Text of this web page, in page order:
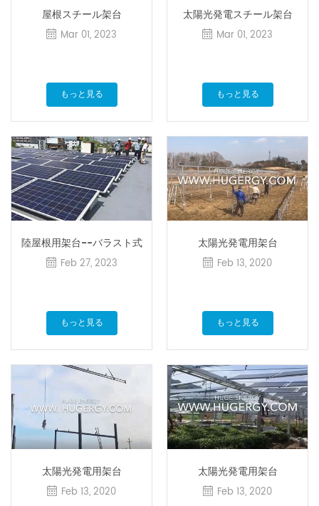
屋根スチール架台
Mar 01, 2023
もっと見る
太陽光発電スチール架台
Mar 01, 2023
もっと見る
陸屋根用架台--バラスト式
Feb 27, 2023
もっと見る
太陽光発電用架台
Feb 13, 2020
もっと見る
太陽光発電用架台
Feb 13, 2020
太陽光発電用架台
Feb 13, 2020